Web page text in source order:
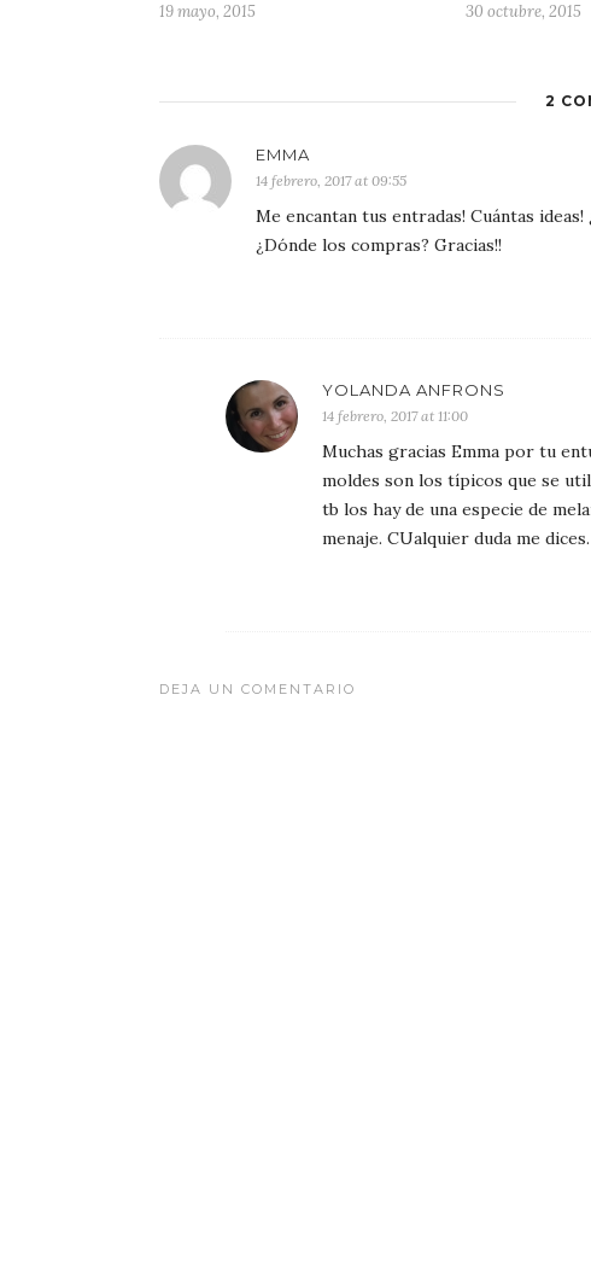
19 mayo, 2015 30 octubre, 2015
2
EMMA
14 febrero, 2017 at 09:55
Me encantan tus entradas! Cuántas
¿Dónde los compras? Gracias!!
YOLANDA ANFRONS
14 febrero, 2017 at 11:00
Muchas gracias Emma por tu
moldes son los típicos que se
tb los hay de una especie de
menaje. CUalquier duda me
DEJA UN COMENTARIO